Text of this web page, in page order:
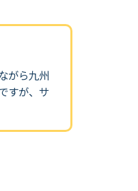
がら九州
すが、サ